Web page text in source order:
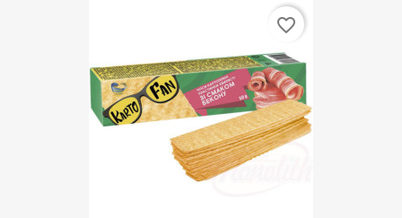
favorite_border